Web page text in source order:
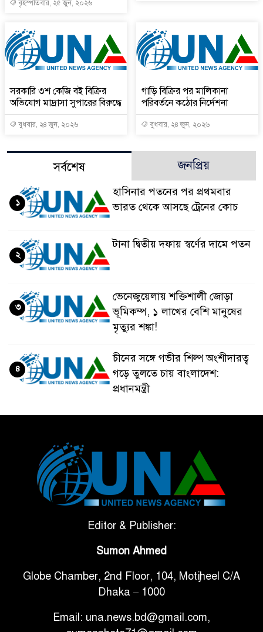
বৃহস্পতিবার, ২৫ জুন, ২০২৬
সরকারি ৩শ কেজি বই বিক্রির
অভিযোগ মাদ্রাসা সুপারের বিরুদ্ধে
বুধবার, ২৪ জুন, ২০২৬
গাড়ি বিক্রির পর মালিকানা
পরিবর্তনে কঠোর নির্দেশনা
বুধবার, ২৪ জুন, ২০২৬
সর্বশেষ জনপ্রিয়
হাসিনার পতনের পর প্রথমবার
ভারত থেকে আসছে ট্রেনের কোচ
১
টানা দ্বিতীয় দফায় স্বর্ণের দামে পতন
২
ভেনেজুয়েলায় শক্তিশালী জোড়া
ভূমিকম্প, ১ লাখের বেশি মানুষের
মৃত্যুর শঙ্কা!
৩
চীনের সঙ্গে গভীর শিল্প অংশীদারত্ব
গড়ে তুলতে চায় বাংলাদেশ:
প্রধানমন্ত্রী
৪
টানা ৩ ম্যাচে গোল ভিনির, ইতিহাস
বলছে বিশ্বকাপ জিতবে ব্রাজিল
সরকারি ৩শ কেজি বই বিক্রির
গাড়ি বিক্রির পর মালিকানা
পরিবর্তনে কঠোর নির্দেশনা
আ.লীগ ও বিএনপির বিরুদ্ধে
Editor & Publisher:
Sumon Ahmed
Globe Chamber, 2nd Floor, 104, Motijheel C/A
Dhaka – 1000
Email: una.news.bd@gmail.com,